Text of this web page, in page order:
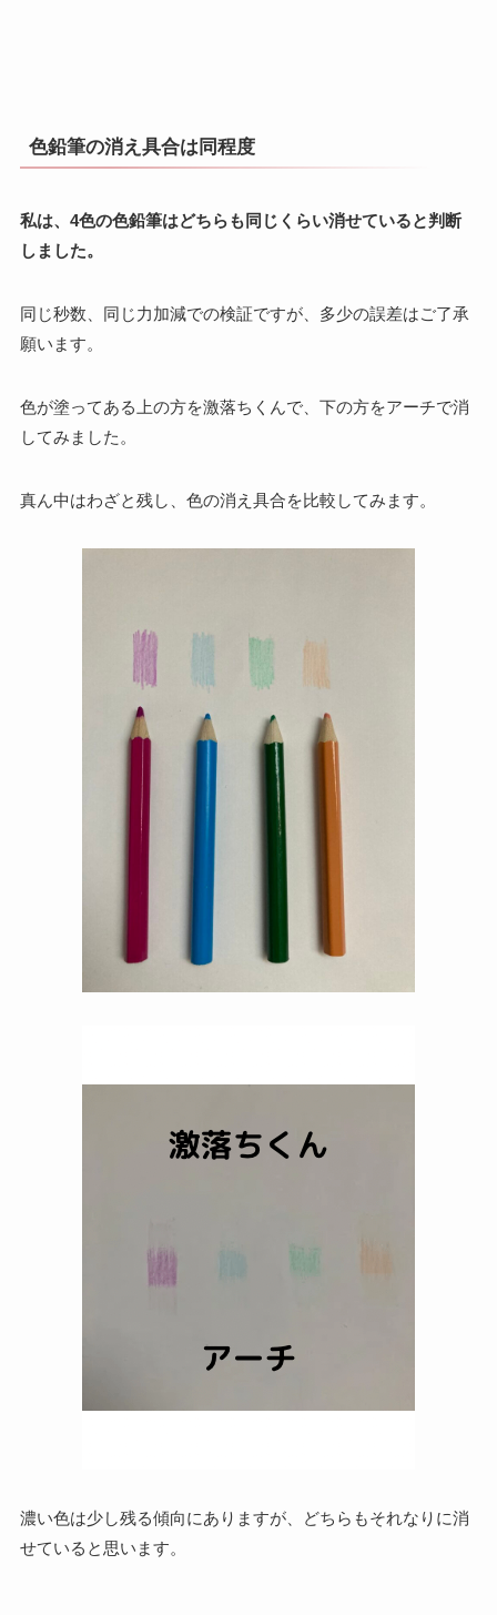
色鉛筆の消え具合は同程度
私は、4色の色鉛筆はどちらも同じくらい消せていると判断
しました。
同じ秒数、同じ力加減での検証ですが、多少の誤差はご了承
願います。
色が塗ってある上の方を激落ちくんで、下の方をアーチで消
してみました。
真ん中はわざと残し、色の消え具合を比較してみます。
濃い色は少し残る傾向にありますが、どちらもそれなりに消
せていると思います。